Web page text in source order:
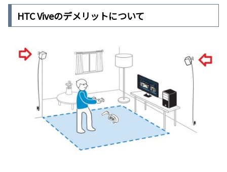
HTC Viveのデメリットについて